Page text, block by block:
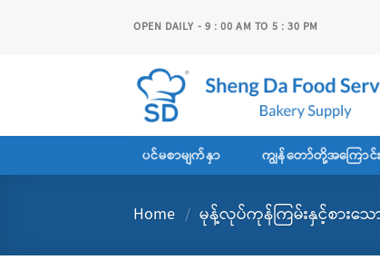
OPEN DAILY - 9 : 00 AM TO 5 : 30 PM
ပင်မစာမျက်နှာ ကျွန်တော်တို့အကြောင်း
Home / မုန့်လုပ်ကုန်ကြမ်းနှင့်စားသ